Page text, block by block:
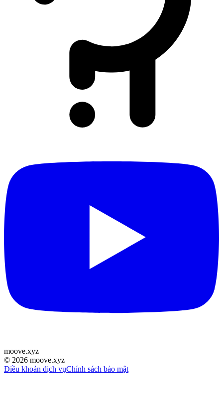
moove.xyz
© 2026 moove.xyz
Điều khoản dịch vụChính sách bảo mật